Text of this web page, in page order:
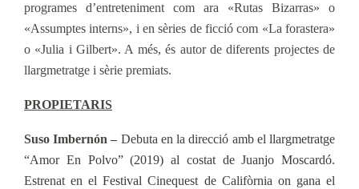
programes d’entreteniment com ara «Rutas Bizarras» o
«Assumptes interns», i en sèries de ficció com «La forastera»
o «Julia i Gilbert». A més, és autor de diferents projectes de
llargmetratge i sèrie premiats.
PROPIETARIS
Suso Imbernón – Debuta en la direcció amb el llargmetratge
“Amor En Polvo” (2019) al costat de Juanjo Moscardó.
Estrenat en el Festival Cinequest de Califòrnia on gana el